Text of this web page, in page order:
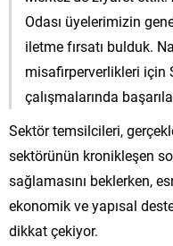
Odası üyelerimizin
iletme fırsatı bulduk.
misafirperverlikleri için
çalışmalarında
Sektör temsilcileri,
sektörünün kronikleşen
sağlamasını beklerken,
ekonomik ve yapısal
dikkat çekiyor.